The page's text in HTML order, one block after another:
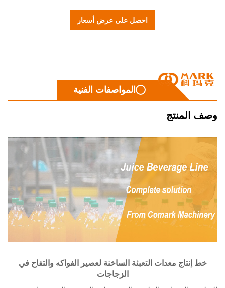
احصل على عرض أسعار
المواصفات الفنية
المنتج
إنتاج معدات التعبئة الساخنة لعصير الفواكه والتفاح في
الزجاجات